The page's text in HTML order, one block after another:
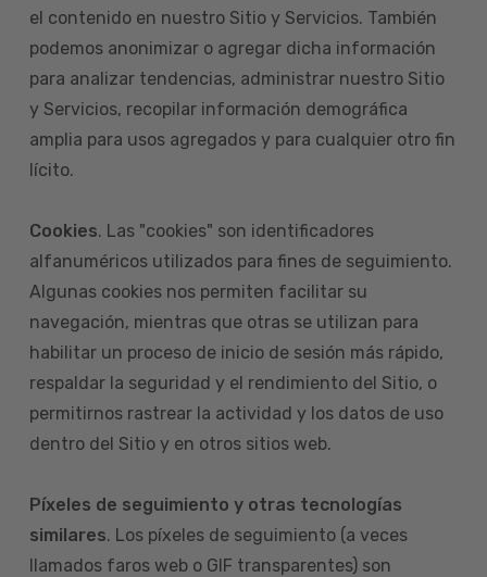
el contenido en nuestro Sitio y Servicios. También
podemos anonimizar o agregar dicha información
para analizar tendencias, administrar nuestro Sitio
y Servicios, recopilar información demográfica
amplia para usos agregados y para cualquier otro fin
lícito.
Cookies. Las "cookies" son identificadores
alfanuméricos utilizados para fines de seguimiento.
Algunas cookies nos permiten facilitar su
navegación, mientras que otras se utilizan para
habilitar un proceso de inicio de sesión más rápido,
respaldar la seguridad y el rendimiento del Sitio, o
permitirnos rastrear la actividad y los datos de uso
dentro del Sitio y en otros sitios web.
Píxeles de seguimiento y otras tecnologías
similares. Los píxeles de seguimiento (a veces
llamados faros web o GIF transparentes) son